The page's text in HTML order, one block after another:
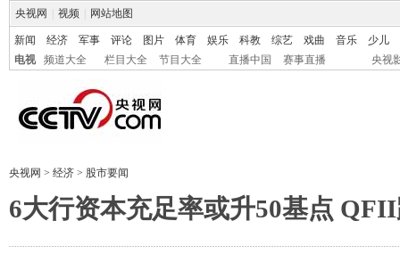
央视网 视频 网站地图
新闻 经济 军事 评论 图片 体育 娱乐 科教 综艺 戏曲 音乐
少儿
电视
频道大全 栏目大全 节目大全 直播中国 赛事直播 央视
央视网 > 经济 > 股市要闻
6大行资本充足率或升50基点